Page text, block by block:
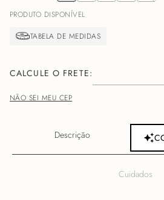
PRODUTO DISPONÍVEL
NÃO SEI MEU CEP
Descrição
Cuidados